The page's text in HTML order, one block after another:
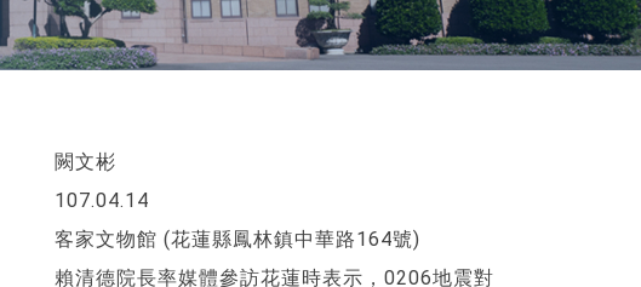
闕文彬
107.04.14
客家文物館 (花蓮縣鳳林鎮中華路164號)
賴清德院長率媒體參訪花蓮時表示，0206地震對